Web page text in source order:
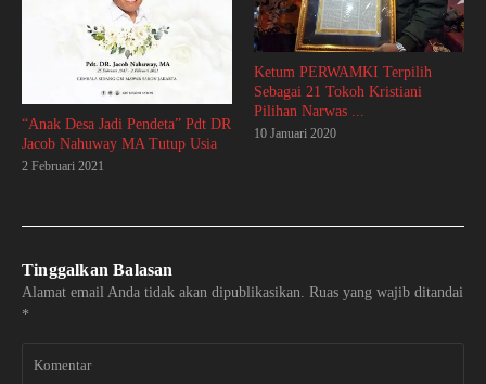
“Anak Desa Jadi Pendeta” Pdt DR
Jacob Nahuway MA Tutup Usia
2 Februari 2021
Ketum PERWAMKI Terpilih
Sebagai 21 Tokoh Kristiani
Pilihan Narwas ...
10 Januari 2020
Tinggalkan Balasan
Alamat email Anda tidak akan dipublikasikan. Ruas yang wajib ditandai
*